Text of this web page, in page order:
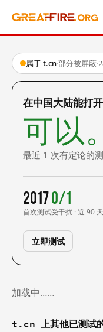
属于 t.cn·部分被屏蔽·
在中国大陆能打
可以。
最近 1 次有定论的
2017
首次测试
0/1
受干扰 · 近 90 天
立即测试
加载中……
t.cn 上其他已测试